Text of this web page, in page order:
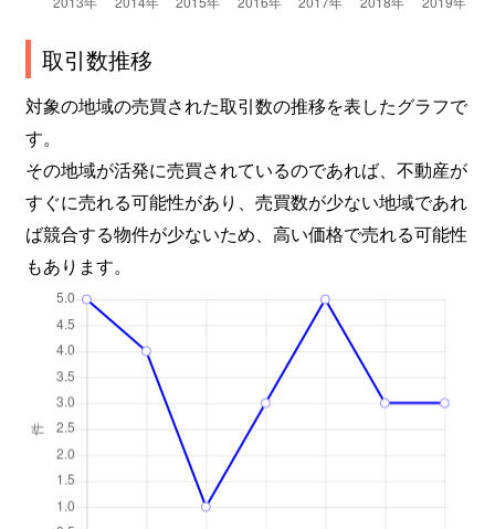
取引数推移
対象の地域の売買された取引数の推移を表したグラフで
す。
その地域が活発に売買されているのであれば、不動産が
すぐに売れる可能性があり、売買数が少ない地域であれ
ば競合する物件が少ないため、高い価格で売れる可能性
もあります。